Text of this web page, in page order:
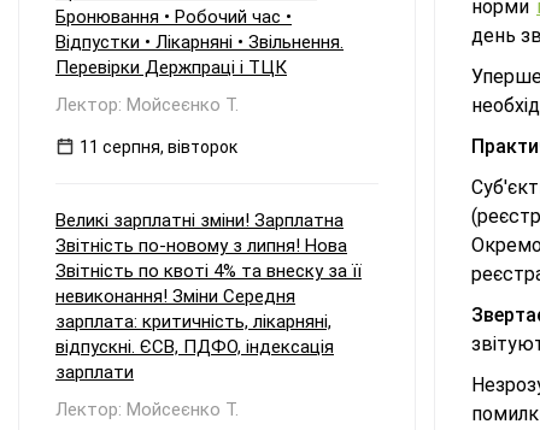
норми
день
Бронювання • Робочий час •
Відпустки • Лікарняні • Звільнення.
Перевірки Держпраці і ТЦК
Лектор: Мойсеєнко Т.
11 серпня, вівторок
Великі зарплатні зміни! Зарплатна
Звітність по-новому з липня! Нова
Звітність по квоті 4% та внеску за її
невиконання! Зміни Середня
зарплата: критичність, лікарняні,
відпускні. ЄСВ, ПДФО, індексація
зарплати
Лектор: Мойсеєнко Т.